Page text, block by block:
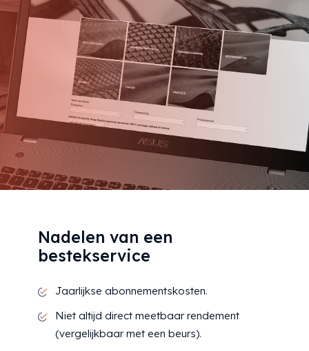
Nadelen van een
bestekservice
Jaarlijkse abonnementskosten.
Niet altijd direct meetbaar rendement
(vergelijkbaar met een beurs).